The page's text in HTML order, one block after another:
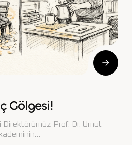
Gölgesi!
Direktörümüz Prof. Dr. Umut